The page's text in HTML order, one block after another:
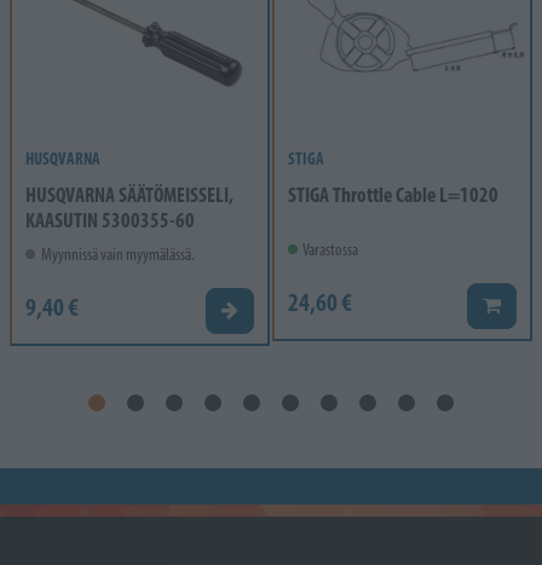
HUSQVARNA
HUSQVARNA SÄÄTÖMEISSELI,
KAASUTIN 5300355-60
Myynnissä vain myymälässä.
9,40 € Valitse vaihtoehto
STIGA
STIGA Throttle Cable L=1020
Varastossa
24,60 € Lisää